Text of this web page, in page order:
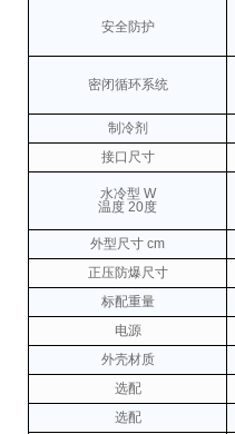
安全防护
密闭循环系统
制冷剂
接口尺寸
水冷型 W
温度 20度
外型尺寸 cm
正压防爆尺寸
标配重量
电源
外壳材质
选配
选配